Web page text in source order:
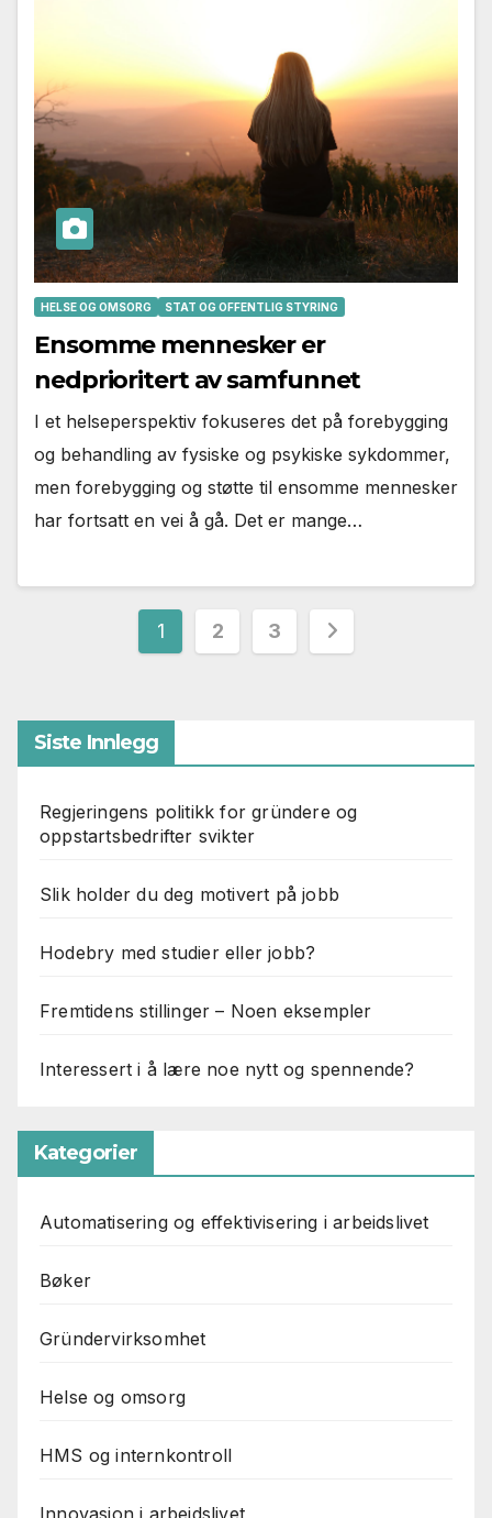
HELSE OG OMSORG STAT OG OFFENTLIG STYRING
Ensomme mennesker er
nedprioritert av samfunnet
I et helseperspektiv fokuseres det på forebygging
og behandling av fysiske og psykiske sykdommer,
men forebygging og støtte til ensomme mennesker
har fortsatt en vei å gå. Det er mange…
Sidepaginering
1 2 3
Siste Innlegg
Regjeringens politikk for gründere og
oppstartsbedrifter svikter
Slik holder du deg motivert på jobb
Hodebry med studier eller jobb?
Fremtidens stillinger – Noen eksempler
Interessert i å lære noe nytt og spennende?
Kategorier
Automatisering og effektivisering i arbeidslivet
Bøker
Gründervirksomhet
Helse og omsorg
HMS og internkontroll